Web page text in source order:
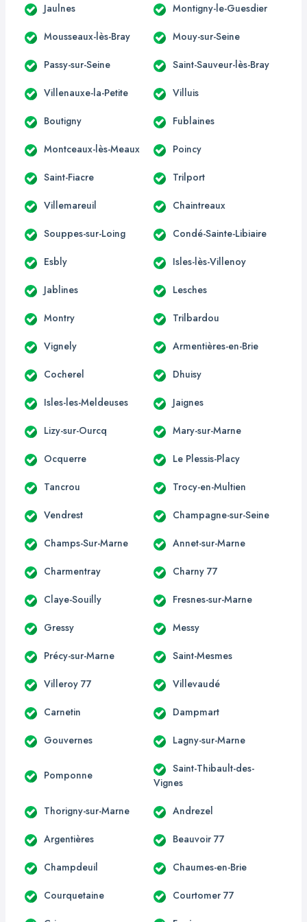
Jaulnes Montigny-le-Guesdier
Mousseaux-lès-Bray Mouy-sur-Seine
Passy-sur-Seine Saint-Sauveur-lès-Bray
Villenauxe-la-Petite Villuis
Boutigny Fublaines
Montceaux-lès-Meaux Poincy
Saint-Fiacre Trilport
Villemareuil Chaintreaux
Souppes-sur-Loing Condé-Sainte-Libiaire
Esbly Isles-lès-Villenoy
Jablines Lesches
Montry Trilbardou
Vignely Armentières-en-Brie
Cocherel Dhuisy
Isles-les-Meldeuses Jaignes
Lizy-sur-Ourcq Mary-sur-Marne
Ocquerre Le Plessis-Placy
Tancrou Trocy-en-Multien
Vendrest Champagne-sur-Seine
Champs-Sur-Marne Annet-sur-Marne
Charmentray Charny 77
Claye-Souilly Fresnes-sur-Marne
Gressy Messy
Précy-sur-Marne Saint-Mesmes
Villeroy 77 Villevaudé
Carnetin Dampmart
Gouvernes Lagny-sur-Marne
Pomponne
Saint-Thibault-des-
Vignes
Thorigny-sur-Marne Andrezel
Argentières Beauvoir 77
Champdeuil Chaumes-en-Brie
Courquetaine Courtomer 77